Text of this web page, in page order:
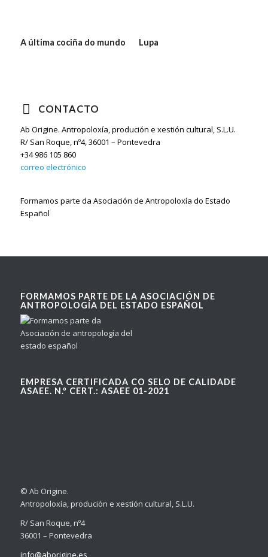
A última cociña do mundo Lupa
CONTACTO
Ab Origine. Antropoloxía, produción e xestión cultural, S.L.U.
R/ San Roque, nº4, 36001 – Pontevedra
+34 986 105 860
correo electrónico
Formamos parte da Asociación de Antropoloxía do Estado
Español
FORMAMOS PARTE DE LA ASOCIACIÓN DE
ANTROPOLOGÍA DEL ESTADO ESPAÑOL
EMPRESA CERTIFICADA CO SELO DE CALIDADE
ASAEE. N.º CERT.: ASAEE 01-2021
© Ab Origine.
Antropoloxía, produción e xestión cultural, S.L.U.
R/ San Roque, nº4
36001 – Pontevedra
info@aborigine.es